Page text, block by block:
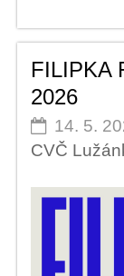
FILIPKA
2026
14. 5.
CVČ